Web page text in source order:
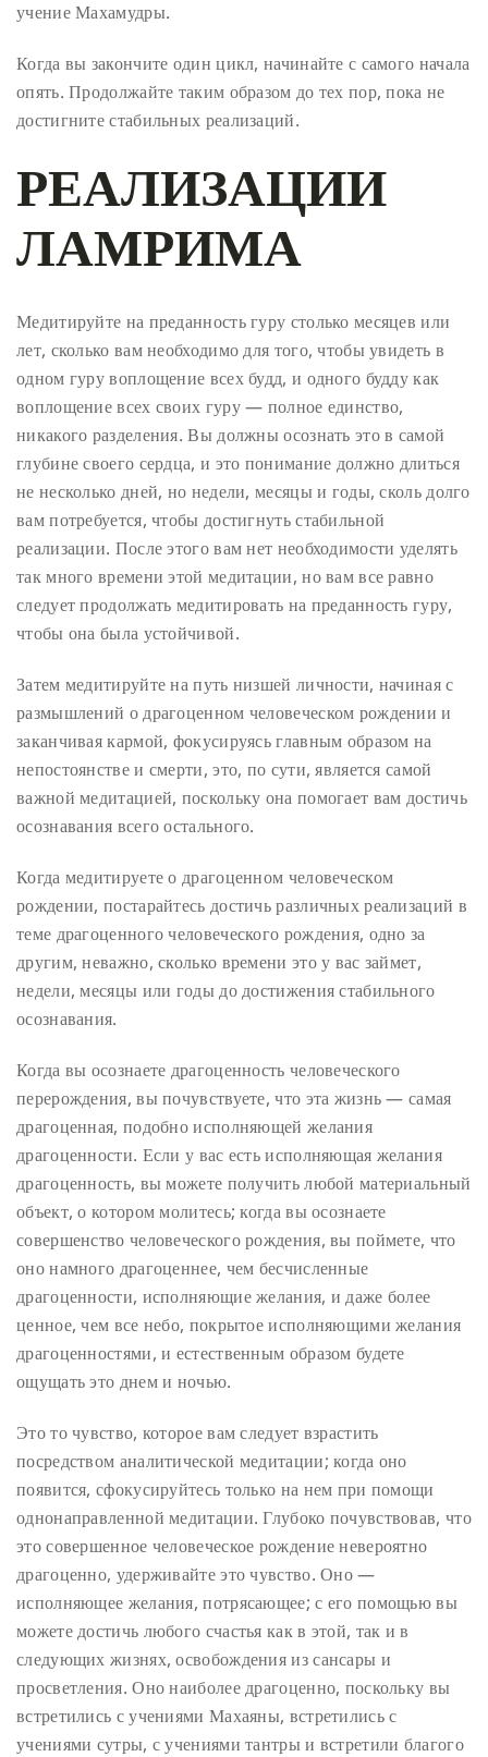
учение Махамудры.
Когда вы закончите один цикл, начинайте с самого начала
опять. Продолжайте таким образом до тех пор, пока не
достигните стабильных реализаций.
РЕАЛИЗАЦИИ
ЛАМРИМА
Медитируйте на преданность гуру столько месяцев или
лет, сколько вам необходимо для того, чтобы увидеть в
одном гуру воплощение всех будд, и одного будду как
воплощение всех своих гуру — полное единство,
никакого разделения. Вы должны осознать это в самой
глубине своего сердца, и это понимание должно длиться
не несколько дней, но недели, месяцы и годы, сколь долго
вам потребуется, чтобы достигнуть стабильной
реализации. После этого вам нет необходимости уделять
так много времени этой медитации, но вам все равно
следует продолжать медитировать на преданность гуру,
чтобы она была устойчивой.
Затем медитируйте на путь низшей личности, начиная с
размышлений о драгоценном человеческом рождении и
заканчивая кармой, фокусируясь главным образом на
непостоянстве и смерти, это, по сути, является самой
важной медитацией, поскольку она помогает вам достичь
осознавания всего остального.
Когда медитируете о драгоценном человеческом
рождении, постарайтесь достичь различных реализаций в
теме драгоценного человеческого рождения, одно за
другим, неважно, сколько времени это у вас займет,
недели, месяцы или годы до достижения стабильного
осознавания.
Когда вы осознаете драгоценность человеческого
перерождения, вы почувствуете, что эта жизнь — самая
драгоценная, подобно исполняющей желания
драгоценности. Если у вас есть исполняющая желания
драгоценность, вы можете получить любой материальный
объект, о котором молитесь; когда вы осознаете
совершенство человеческого рождения, вы поймете, что
оно намного драгоценнее, чем бесчисленные
драгоценности, исполняющие желания, и даже более
ценное, чем все небо, покрытое исполняющими желания
драгоценностями, и естественным образом будете
ощущать это днем и ночью.
Это то чувство, которое вам следует взрастить
посредством аналитической медитации; когда оно
появится, сфокусируйтесь только на нем при помощи
однонаправленной медитации. Глубоко почувствовав, что
это совершенное человеческое рождение невероятно
драгоценно, удерживайте это чувство. Оно —
исполняющее желания, потрясающее; с его помощью вы
можете достичь любого счастья как в этой, так и в
следующих жизнях, освобождения из сансары и
просветления. Оно наиболее драгоценно, поскольку вы
встретились с учениями Махаяны, встретились с
учениями сутры, с учениями тантры и встретили благого